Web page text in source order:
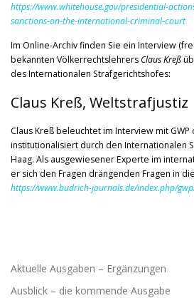
https://www.whitehouse.gov/presidential-
sanctions-on-the-international-criminal-court
Im Online-Archiv finden Sie ein Interview
bekannten Völkerrechtslehrers Claus Kreß
des Internationalen Strafgerichtshofes:
Claus Kreß, Weltstrafjustiz
Claus Kreß beleuchtet im Interview mit
institutionalisiert durch den Internationalen
Haag. Als ausgewiesener Experte im
er sich den Fragen drängenden Fragen in
https://www.budrich-journals.de/index.php/
Aktuelle Ausgaben – Ergänzungen
Ausblick – die kommende Ausgabe